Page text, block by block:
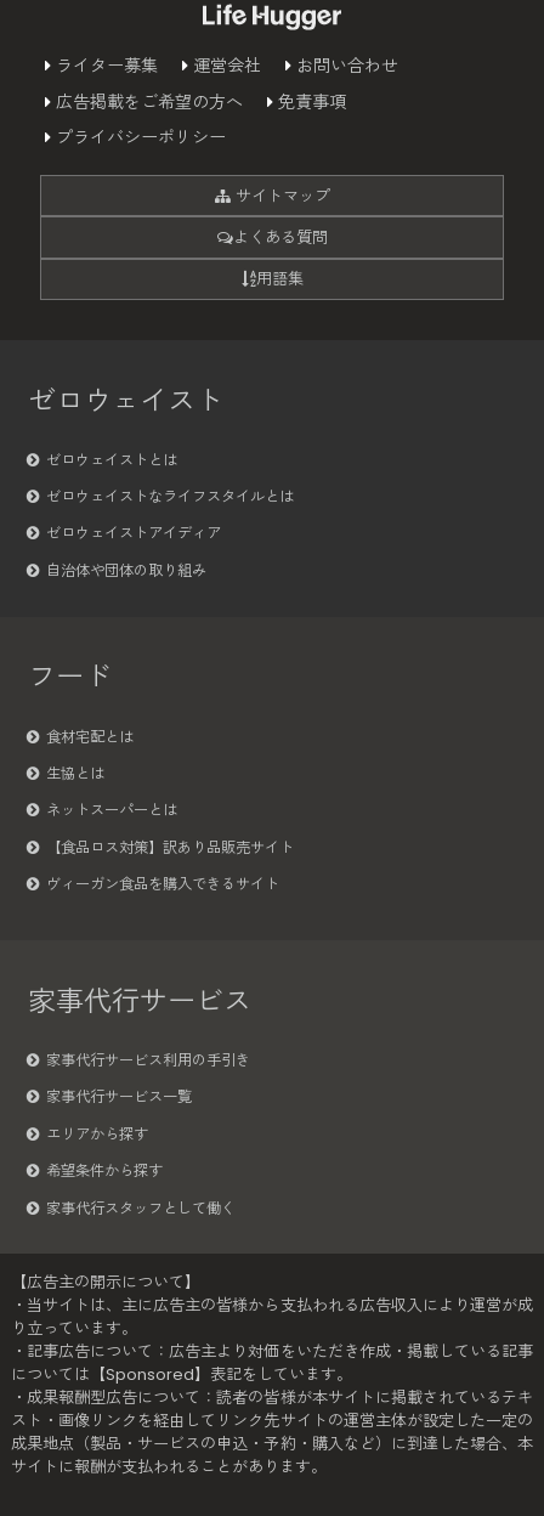
ライター募集 運営会社
お問い合わせ
広告掲載をご希望の方へ
免責事項
プライバシーポリシー
サイトマップ
よくある質問
用語集
ゼロウェイスト
ゼロウェイストとは
ゼロウェイストなライフスタイルとは
ゼロウェイストアイディア
自治体や団体の取り組み
フード
食材宅配とは
生協とは
ネットスーパーとは
【食品ロス対策】訳あり品販売サイト
ヴィーガン食品を購入できるサイト
家事代行サービス
家事代行サービス利用の手引き
家事代行サービス一覧
エリアから探す
希望条件から探す
家事代行スタッフとして働く
【広告主の開示について】
・当サイトは、主に広告主の皆様から支払われる広告収入により運営が成
り立っています。
・記事広告について：広告主より対価をいただき作成・掲載している記事
については【Sponsored】表記をしています。
・成果報酬型広告について：読者の皆様が本サイトに掲載されているテキ
スト・画像リンクを経由してリンク先サイトの運営主体が設定した一定の
成果地点（製品・サービスの申込・予約・購入など）に到達した場合、本
サイトに報酬が支払われることがあります。